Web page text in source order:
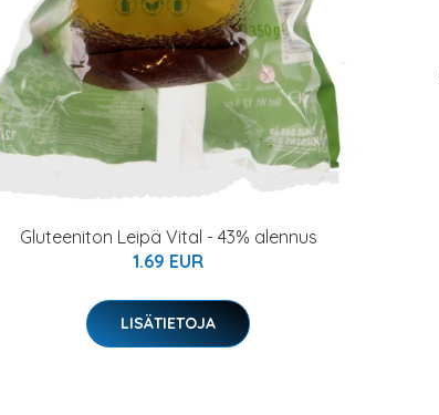
Gluteeniton Leipä Vital - 43% alennus
1.69 EUR
LISÄTIETOJA